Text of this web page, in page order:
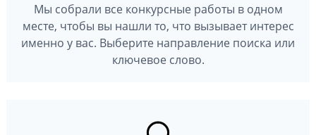
Мы собрали все конкурсные работы в одном
месте, чтобы вы нашли то, что вызывает интерес
именно у вас. Выберите направление поиска или
ключевое слово.